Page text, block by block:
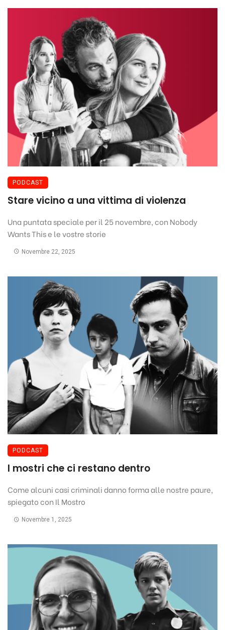
PODCAST
Stare vicino a una vittima di violenza
Una puntata speciale per il 25 novembre, con Nobody
Wants This e le vostre storie
Novembre 22, 2025
PODCAST
I mostri che ci restano dentro
Come alcuni casi criminali danno forma alle nostre paure,
spiegato con Il Mostro
Novembre 1, 2025